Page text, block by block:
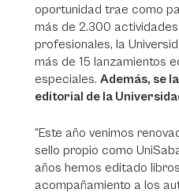
oportunidad trae como
más de 2.300
profesionales, la
más de 15 lanzamientos
especiales. Además, se
editorial de la
“Este año venimos
sello propio como
años hemos editado
acompañamiento a los